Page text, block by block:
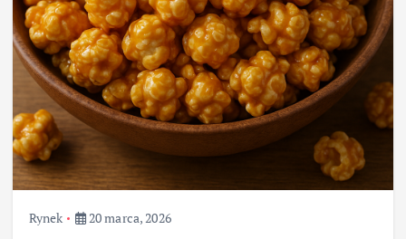
Rynek 20 marca, 2026